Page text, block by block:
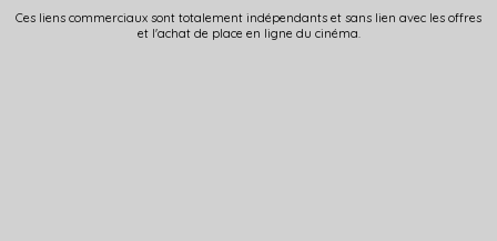
Ces liens commerciaux sont totalement indépendants et sans lien avec les offres
et l'achat de place en ligne du cinéma.